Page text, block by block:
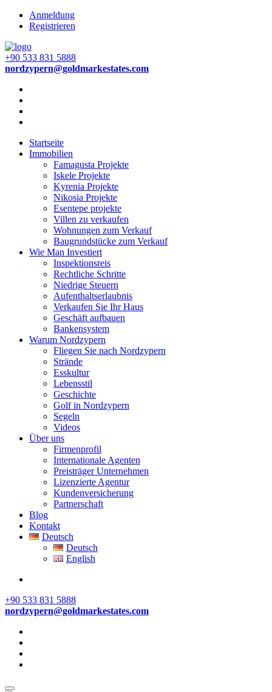
Anmeldung
Registrieren
+90 533 831 5888
nordzypern@goldmarkestates.com
Startseite
Immobilien
Famagusta Projekte
Iskele Projekte
Kyrenia Projekte
Nikosia Projekte
Esentepe projekte
Villen zu verkaufen
Wohnungen zum Verkauf
Baugrundstücke zum Verkauf
Wie Man Investiert
Inspektionsreis
Rechtliche Schritte
Niedrige Steuern
Aufenthaltserlaubnis
Verkaufen Sie Ihr Haus
Geschäft aufbauen
Bankensystem
Warum Nordzypern
Fliegen Sie nach Nordzypern
Strände
Esskultur
Lebensstil
Geschichte
Golf in Nordzypern
Segeln
Videos
Über uns
Firmenprofil
Internationale Agenten
Preisträger Unternehmen
Lizenzierte Agentur
Kundenversicherung
Partnerschaft
Blog
Kontakt
Deutsch
Deutsch
English
+90 533 831 5888
nordzypern@goldmarkestates.com